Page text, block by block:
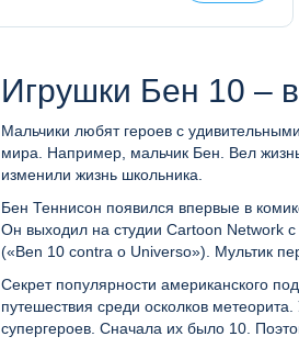
Игрушки Бен 10 –
Мальчики любят героев с
мира. Например, мальчик Бен. Вел
изменили жизнь школьника.
Бен Теннисон появился впервые в
Он выходил на студии Cartoon Network
(«Ben 10 contra o Universo»). Мультик
Секрет популярности американского
путешествия среди осколков
супергероев. Сначала их было 10.